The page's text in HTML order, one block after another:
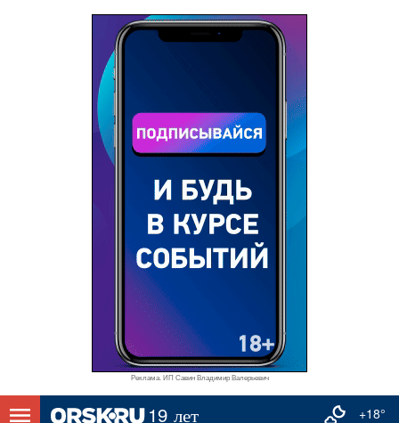
Реклама. ИП Савин Владимир Валерьевич
+18°